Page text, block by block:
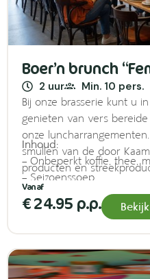
Boer’n brunch
2 uur Min. 10 pers.
Bij onze brasserie kunt u
genieten van vers
onze
smullen van de door
producten en
Inhoud:
– Onbeperkt koffie, thee,
– Seizoenssoep
– Diverse soorten brood,
– Diverse soorten kaas en
– Warm: gehaktballetjes &
€ 24.95 p.p. Bekijk